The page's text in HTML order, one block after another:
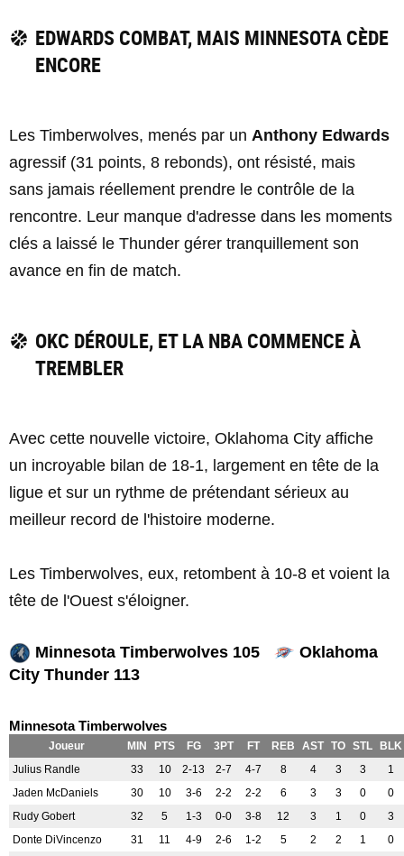
EDWARDS COMBAT, MAIS MINNESOTA CÈDE
ENCORE
Les Timberwolves, menés par un Anthony Edwards
agressif (31 points, 8 rebonds), ont résisté, mais
sans jamais réellement prendre le contrôle de la
rencontre. Leur manque d'adresse dans les moments
clés a laissé le Thunder gérer tranquillement son
avance en fin de match.
OKC DÉROULE, ET LA NBA COMMENCE À
TREMBLER
Avec cette nouvelle victoire, Oklahoma City affiche
un incroyable bilan de 18-1, largement en tête de la
ligue et sur un rythme de prétendant sérieux au
meilleur record de l'histoire moderne.
Les Timberwolves, eux, retombent à 10-8 et voient la
tête de l'Ouest s'éloigner.
Minnesota Timberwolves 105
Oklahoma
City Thunder 113
Minnesota Timberwolves
Joueur MIN PTS FG 3PT FT REB AST TO STL
BLK
Julius Randle
33 10 2-13 2-7 4-7 8 4 3 3
1
Jaden McDaniels
30 10 3-6 2-2 2-2 6 3 3 0
0
Rudy Gobert
32 5 1-3 0-0 3-8 12 3 1 0
3
Donte DiVincenzo
31 11 4-9 2-6 1-2 5 2 2 1
0